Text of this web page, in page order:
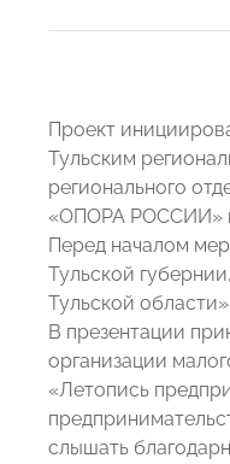
Проект
Тульским
регионального
«ОПОРА РОССИИ» в
Перед началом
Тульской
Тульской области».
В презентации
организации
«Летопись
слышать